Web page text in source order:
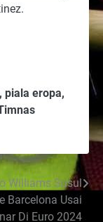
, piala eropa,
Williams Susul
Barcelona Usai
Di Euro 2024